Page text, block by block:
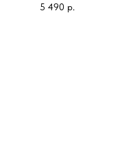
5 490 р.